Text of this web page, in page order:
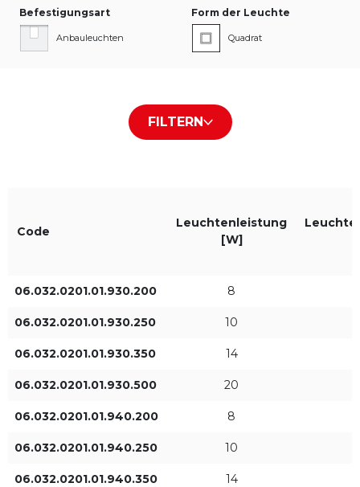
Befestigungsart
Anbauleuchten
Form der Leuchte
Quadrat
Typ des Abdeckung / der
Farbe des Gehäuses
Weiß RAL9016
Grau RAL9006
Farbe des Lichts
930
940
IP65
FILTERN
Code
Leuchtenleistung
[W]
06.032.0201.01.930.200 8
06.032.0201.01.930.250 10
06.032.0201.01.930.350 14
06.032.0201.01.930.500 20
06.032.0201.01.940.200 8
06.032.0201.01.940.250 10
06.032.0201.01.940.350 14